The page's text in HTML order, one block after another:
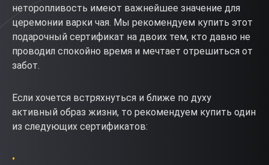
неторопливость имеют важнейшее значение для
церемонии варки чая. Мы рекомендуем купить этот
подарочный сертификат на двоих тем, кто давно не
проводил спокойно время и мечтает отрешиться от
забот.
Если хочется встряхнуться и ближе по духу
активный образ жизни, то рекомендуем купить один
из следующих сертификатов: